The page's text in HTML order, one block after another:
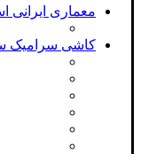
معماری ایرانی
کاشی سرامیک